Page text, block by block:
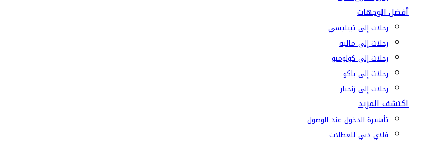
أفضل الوجهات
رحلات إلى تبيليسي
رحلات إلى ماليه
رحلات إلى كولومبو
رحلات إلى باكو
رحلات إلى زنجبار
اكتشف المزيد
تأشيرة الدخول عند الوصول
فلاي دبي للعطلات